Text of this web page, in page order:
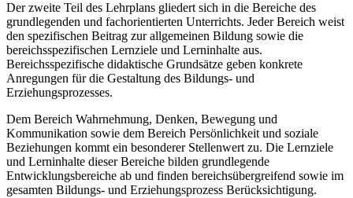
Der zweite Teil des Lehrplans gliedert sich in die Bereiche des
grundlegenden und fachorientierten Unterrichts. Jeder Bereich weist
den spezifischen Beitrag zur allgemeinen Bildung sowie die
bereichsspezifischen Lernziele und Lerninhalte aus.
Bereichsspezifische didaktische Grundsätze geben konkrete
Anregungen für die Gestaltung des Bildungs- und
Erziehungsprozesses.
Dem Bereich Wahrnehmung, Denken, Bewegung und
Kommunikation sowie dem Bereich Persönlichkeit und soziale
Beziehungen kommt ein besonderer Stellenwert zu. Die Lernziele
und Lerninhalte dieser Bereiche bilden grundlegende
Entwicklungsbereiche ab und finden bereichsübergreifend sowie im
gesamten Bildungs- und Erziehungsprozess Berücksichtigung.